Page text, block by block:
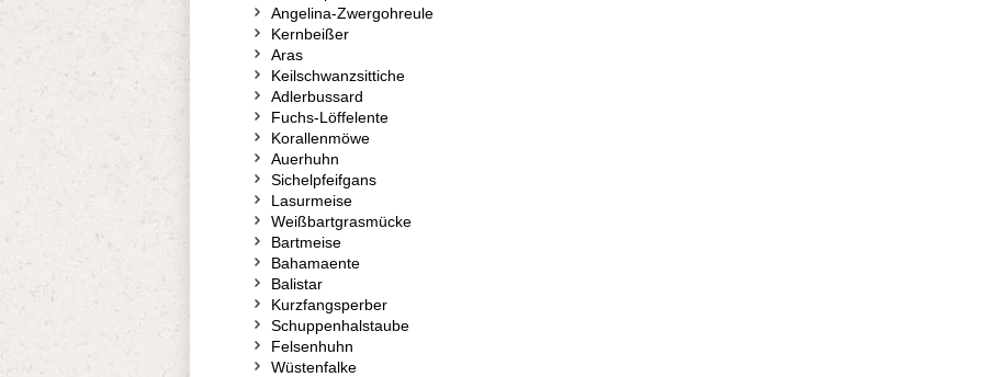
Angelina-Zwergohreule
Kernbeißer
Aras
Keilschwanzsittiche
Adlerbussard
Fuchs-Löffelente
Korallenmöwe
Auerhuhn
Sichelpfeifgans
Lasurmeise
Weißbartgrasmücke
Bartmeise
Bahamaente
Balistar
Kurzfangsperber
Schuppenhalstaube
Felsenhuhn
Wüstenfalke